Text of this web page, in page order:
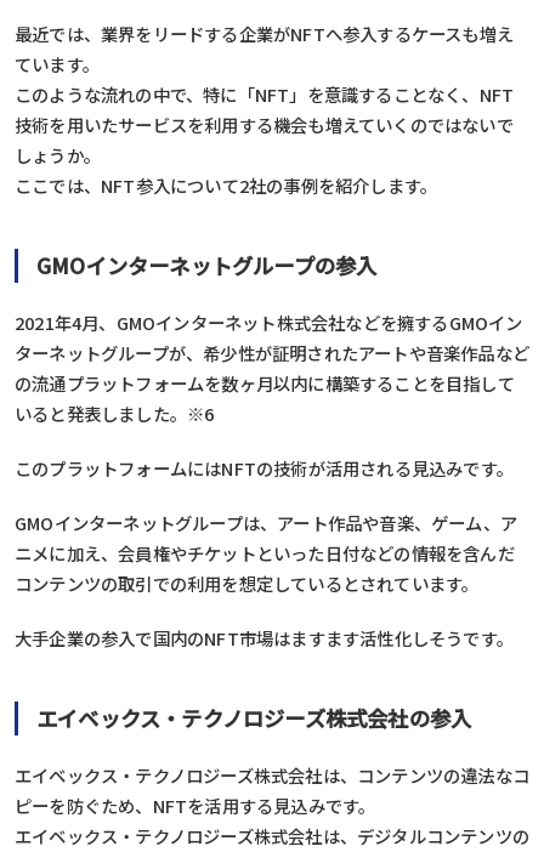
最近では、業界をリードする企業がNFTへ参入するケースも増え
ています。
このような流れの中で、特に「NFT」を意識することなく、NFT
技術を用いたサービスを利用する機会も増えていくのではないで
しょうか。
ここでは、NFT参入について2社の事例を紹介します。
GMOインターネットグループの参入
2021年4月、GMOインターネット株式会社などを擁するGMOイン
ターネットグループが、希少性が証明されたアートや音楽作品など
の流通プラットフォームを数ヶ月以内に構築することを目指して
いると発表しました。※6
このプラットフォームにはNFTの技術が活用される見込みです。
GMOインターネットグループは、アート作品や音楽、ゲーム、ア
ニメに加え、会員権やチケットといった日付などの情報を含んだ
コンテンツの取引での利用を想定しているとされています。
大手企業の参入で国内のNFT市場はますます活性化しそうです。
エイベックス・テクノロジーズ株式会社の参入
エイベックス・テクノロジーズ株式会社は、コンテンツの違法なコ
ピーを防ぐため、NFTを活用する見込みです。
エイベックス・テクノロジーズ株式会社は、デジタルコンテンツの